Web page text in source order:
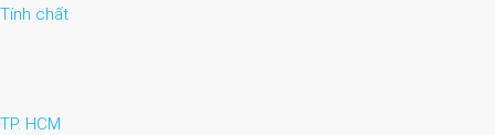
Tính chất
TP. HCM